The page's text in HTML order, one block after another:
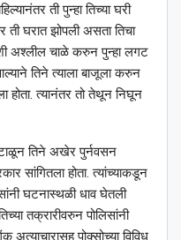
ती पुन्हा तिच्या घरी
ती घरात झोपली असता तिचा
अश्लील चाळे करुन पुन्हा लगट
तिने त्याला बाजूला करुन
त्यानंतर तो तेथून निघून
तिने अखेर पुर्नवसन
सांगितला होता. त्यांच्याकडून
घटनास्थळी धाव घेतली
तक्रारीवरुन पोलिसांनी
अत्याचारासह पोक्सोच्या विविध